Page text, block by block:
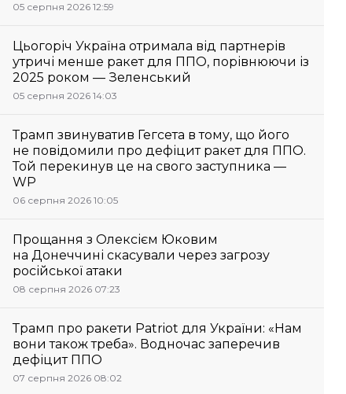
05 серпня 2026 12:59
Цьогоріч Україна отримала від партнерів
утричі менше ракет для ППО, порівнюючи із
2025 роком — Зеленський
05 серпня 2026 14:03
Трамп звинуватив Гегсета в тому, що його
не повідомили про дефіцит ракет для ППО.
Той перекинув це на свого заступника —
WP
06 серпня 2026 10:05
Прощання з Олексієм Юковим
на Донеччині скасували через загрозу
російської атаки
08 серпня 2026 07:23
Трамп про ракети Patriot для України: «Нам
вони також треба». Водночас заперечив
дефіцит ППО
07 серпня 2026 08:02